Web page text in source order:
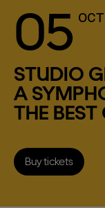
05 OCT
STUDIO
A
THE
Buy tickets